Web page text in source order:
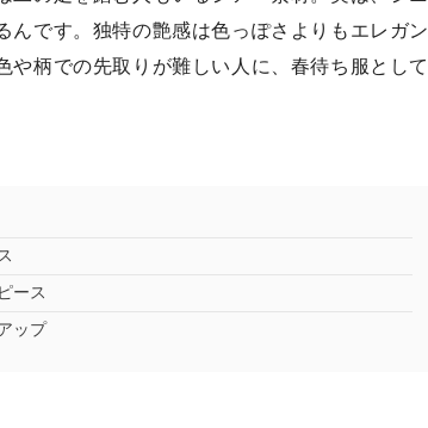
んです。独特の艶感は色っぽさよりもエレガン
や柄での先取りが難しい人に、春待ち服として
ース
ップ